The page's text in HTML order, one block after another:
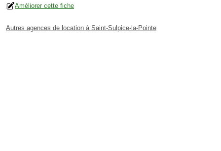
Améliorer cette fiche
Autres agences de location à Saint-Sulpice-la-Pointe